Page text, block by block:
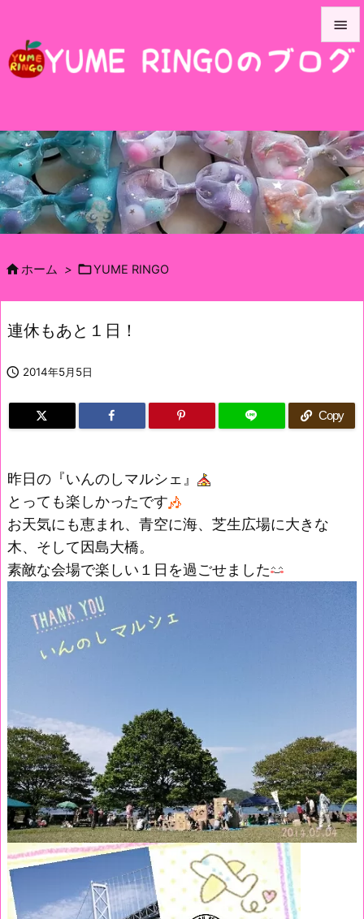



前へ

次へ

ホーム > YUME RINGO
連休もあと１日！
 2014年5月5日
Copy
昨日の『いんのしマルシェ』
とっても楽しかったです
お天気にも恵まれ、青空に海、芝生広場に大きな
木、そして因島大橋。
素敵な会場で楽しい１日を過ごせました